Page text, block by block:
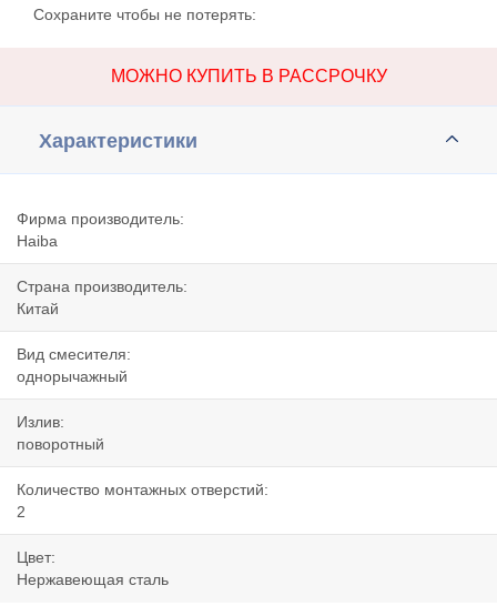
Сохраните чтобы не потерять:
МОЖНО КУПИТЬ В РАССРОЧКУ
Характеристики
Фирма производитель:
Haiba
Страна производитель:
Китай
Вид смесителя:
однорычажный
Излив:
поворотный
Количество монтажных отверстий:
2
Цвет:
Нержавеющая сталь